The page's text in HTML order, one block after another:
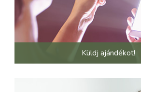
Küldj ajándékot!